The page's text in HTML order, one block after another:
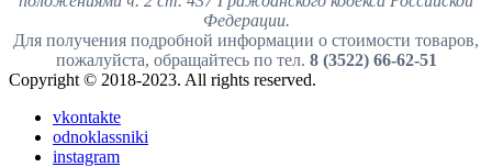
Федерации.
Для получения подробной информации о стоимости товаров,
пожалуйста, обращайтесь по тел. 8 (3522) 66-62-51
Copyright © 2018-2023. All rights reserved.
vkontakte
odnoklassniki
instagram